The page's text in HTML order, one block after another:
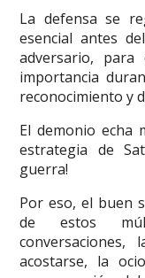
La defensa se
esencial antes
adversario,
importancia
reconocimiento y
El demonio echa
estrategia de
guerra!
Por eso, el buen
de estos
acostarse, la